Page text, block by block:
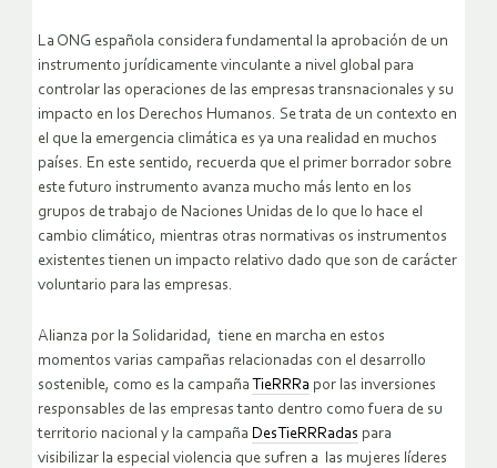
La ONG española considera fundamental la aprobación de un
instrumento jurídicamente vinculante a nivel global para
controlar las operaciones de las empresas transnacionales y su
impacto en los Derechos Humanos. Se trata de un contexto en
el que la emergencia climática es ya una realidad en muchos
países. En este sentido, recuerda que el primer borrador sobre
este futuro instrumento avanza mucho más lento en los
grupos de trabajo de Naciones Unidas de lo que lo hace el
cambio climático, mientras otras normativas os instrumentos
existentes tienen un impacto relativo dado que son de carácter
voluntario para las empresas.
Alianza por la Solidaridad, tiene en marcha en estos
momentos varias campañas relacionadas con el desarrollo
sostenible, como es la campaña TieRRRa por las inversiones
responsables de las empresas tanto dentro como fuera de su
territorio nacional y la campaña DesTieRRRadas para
visibilizar la especial violencia que sufren a las mujeres líderes